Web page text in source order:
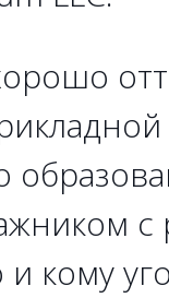
с
и кому